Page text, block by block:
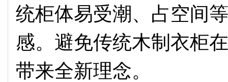
统柜体易受潮、占空间
感。避免传统木制衣柜
带来全新理念。